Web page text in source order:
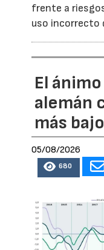
frente a
uso incorrecto
El
alemán
más
05/08/2026
680